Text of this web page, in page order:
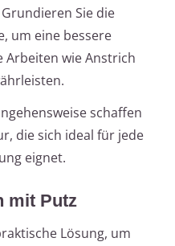
Grundieren Sie die
um eine bessere
Arbeiten wie Anstrich
schaffen
die sich ideal für jede
eignet.
mit Putz
Lösung, um